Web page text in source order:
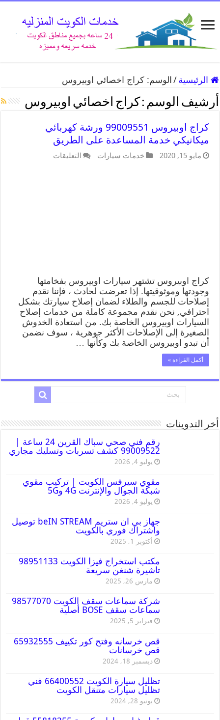
الرئيسية / الوسم:كراج اخصائي اوبيروس
أرشيف الوسم : كراج اخصائي اوبيروس
كراج اوبيروس 99009551 ورشة كهربائي
ميكانيكي خدمة المساعدة على الطريق
مايو 15, 2020 خدمات سيارات التعليقات
كراج اوبيروس تشتهر سيارات اوبيروس بفخامتها
وجودتها وموثوقيتها. إذا تعرضت لحادث ، فإننا نقدم
إصلاحات للجسم والطلاء لضمان إصلاح سيارتك بشكل
احترافي, نحن نقدم مجموعة كاملة من خدمات إصلاح
السيارات اوبيروس الخاصة بك. من استعادة الخدوش
الصغيرة إلى الإصلاحات الأكثر جوهرية ، سوف نضمن
أن تبدو اوبيروس الخاصة بك وكأنها …
أكمل القراءة »
أخر التدوينات
رقم فني صحي سباك القرين 24 ساعة |
99009522 كشف تسربات وتسليك مجاري
يوليو 4, 2026
مقوي سيرفس الكويت | تركيب مقوي
شبكة الجوال والإنترنت 4G و5G
يوليو 4, 2026
جهاز بي ان ستريم beIN STREAM توصيل
واشتراك فوري بالكويت
أكتوبر 1, 2025
مكتب استخراج فيزا الكويت 98951133
تاشيرة شنغن سريعة
مارس 26, 2025
شركة سماعات سقف الكويت 98577070
سماعات سقف BOSE أصلية
فبراير 5, 2025
قص خرسانه وفتح كور تكييف 65932555
قص خرسانات
ديسمبر 18, 2024
تظليل سيارة الكويت 66400552 فني
تظليل سيارات متنقل الكويت
يونيو 28, 2024